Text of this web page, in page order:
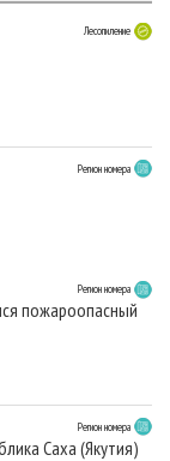
Лесопиление
Регион номера
Регион номера
пожароопасный
Регион номера
Саха (Якутия)